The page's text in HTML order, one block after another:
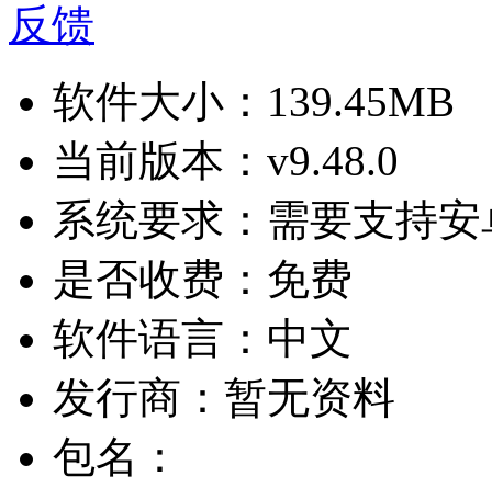
反馈
软件大小： 139.45MB
当前版本： v9.48.0
系统要求： 需要支持
是否收费： 免费
软件语言： 中文
发行商： 暂无资料
包名：